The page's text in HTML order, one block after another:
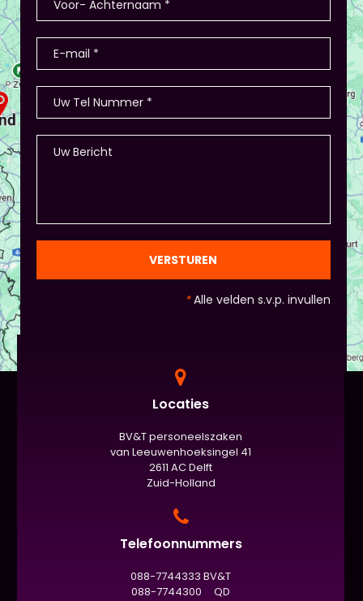
VERSTUREN
*Alle velden s.v.p. invullen
Locaties
BV&T personeelszaken
van Leeuwenhoeksingel 41
2611 AC Delft
Zuid-Holland
Telefoonnummers
088-7744333 BV&T
088-7744300 QD